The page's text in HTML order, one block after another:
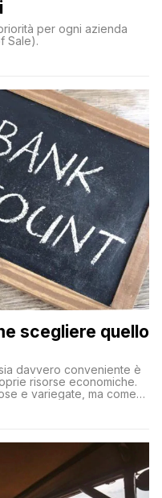
per ogni azienda
Sale).
scegliere quello
davvero conveniente è
risorse economiche.
e variegate, ma come
esigenze senza